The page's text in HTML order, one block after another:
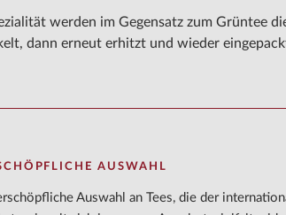
werden im Gegensatz zum Grüntee
dann erneut erhitzt und wieder
AUSWAHL
Auswahl an Tees, die der